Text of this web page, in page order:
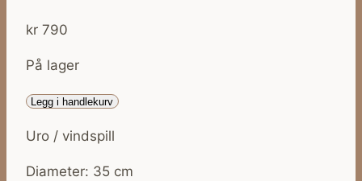
kr 790
På lager
Uro
antall
Legg i handlekurv
Uro / vindspill
Diameter: 35 cm